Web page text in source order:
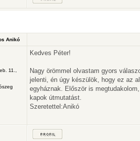
Anikó
11.,
Kedves Péter!
Nagy örömmel olvastam gyors
jelenti, én úgy készülök, hogy ez az
egyháznak. Először is
kapok útmutatást.
Szeretettel:Anikó